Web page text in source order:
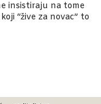
insistiraju na tome
“žive za novac” to